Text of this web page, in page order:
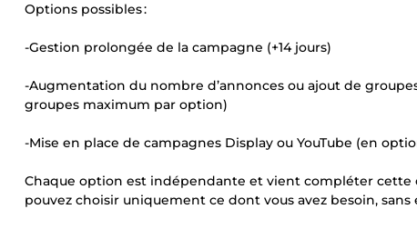
Options possibles :
-Gestion prolongée de la campagne (+14 jours)
-Augmentation du nombre d’annonces ou ajout de
groupes maximum par option)
-Mise en place de campagnes Display ou YouTube (en
Chaque option est indépendante et vient compléter cette
pouvez choisir uniquement ce dont vous avez besoin,